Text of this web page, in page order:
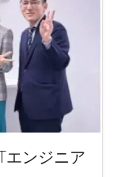
エンジニア